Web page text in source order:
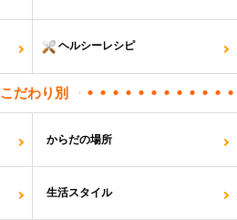
ヘルシーレシピ
こだわり別
からだの場所
生活スタイル